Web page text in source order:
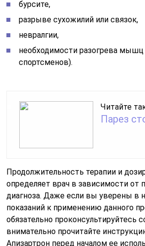
бурсите,
разрыве сухожилий или связок,
невралгии,
необходимости разогрева мышц
спортсменов).
Читайте
Парез
Продолжительность терапии и
определяет врач в зависимости от
диагноза. Даже если вы уверены в
показаний к применению данного
обязательно проконсультируйтесь
внимательно прочитайте
Апизартрон перед началом ее